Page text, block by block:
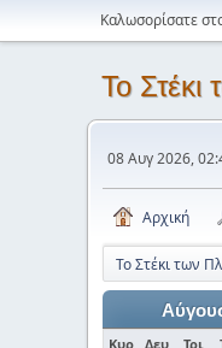
Καλωσορίσατε
Το
08 Αυγ 2026,
Αρχική
Το Στέκι των
Κυρ Δευ Τρι